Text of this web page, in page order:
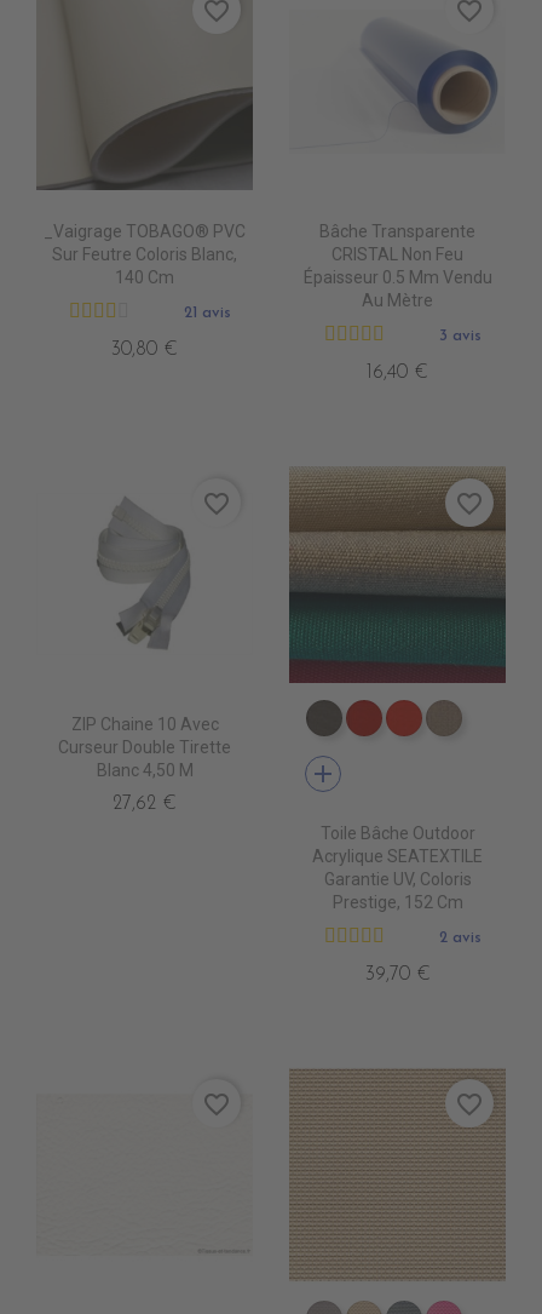
_Vaigrage TOBAGO® PVC
Sur Feutre Coloris Blanc,
140 Cm
21 avis
30,80 €
favorite_border
Bâche Transparente
CRISTAL Non Feu
Épaisseur 0.5 Mm Vendu
Au Mètre
3 avis
16,40 €
favorite_border
ZIP Chaine 10 Avec
Curseur Double Tirette
Blanc 4,50 M
27,62 €
favorite_border
PR0790 MOONROCK
PR0620 JOCKET
PR0510PR0760
add
Toile Bâche Outdoor
Acrylique SEATEXTILE
Garantie UV, Coloris
Prestige, 152 Cm
2 avis
39,70 €
favorite_border
favorite_border favorite_border